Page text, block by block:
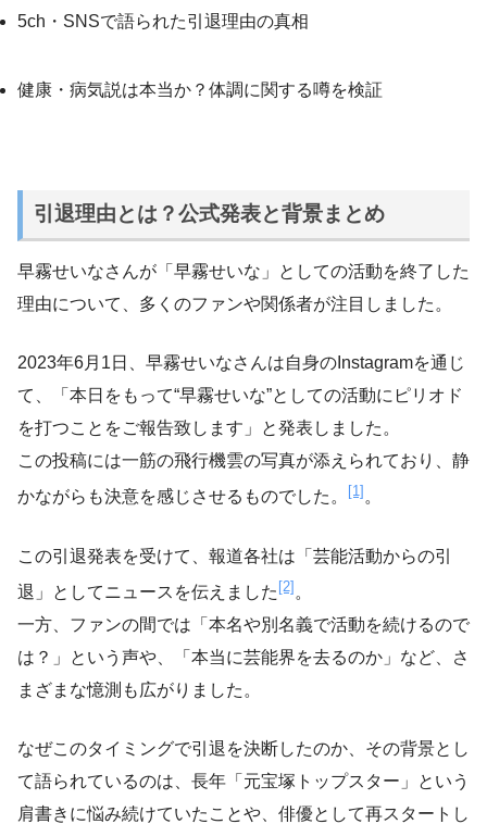
5ch・SNSで語られた引退理由の真相
健康・病気説は本当か？体調に関する噂を検証
引退理由とは？公式発表と背景まとめ
早霧せいなさんが「早霧せいな」としての活動を終了した
理由について、多くのファンや関係者が注目しました。
2023年6月1日、早霧せいなさんは自身のInstagramを通じ
て、「本日をもって“早霧せいな”としての活動にピリオド
を打つことをご報告致します」と発表しました。
この投稿には一筋の飛行機雲の写真が添えられており、静
かながらも決意を感じさせるものでした。
[1] 。
この引退発表を受けて、報道各社は「芸能活動からの引
退」としてニュースを伝えました [2] 。
一方、ファンの間では「本名や別名義で活動を続けるので
は？」という声や、「本当に芸能界を去るのか」など、さ
まざまな憶測も広がりました。
なぜこのタイミングで引退を決断したのか、その背景とし
て語られているのは、長年「元宝塚トップスター」という
肩書きに悩み続けていたことや、俳優として再スタートし